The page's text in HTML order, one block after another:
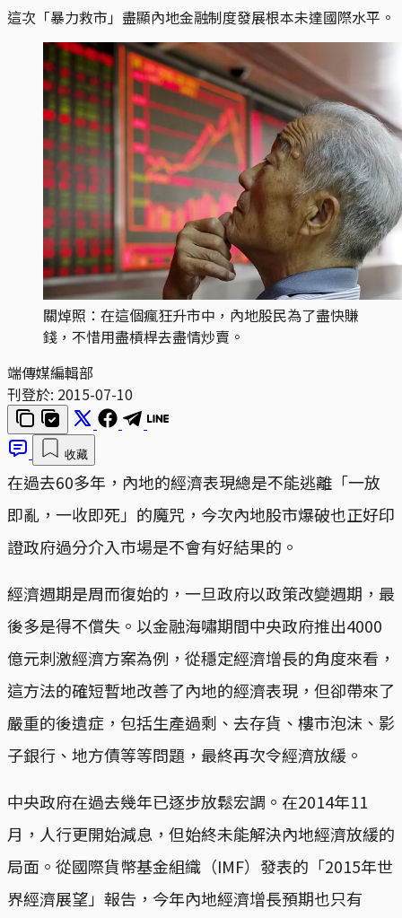
這次「暴力救市」盡顯內地金融制度發展根本未達國際水平。
關焯照：在這個瘋狂升市中，內地股民為了盡快賺
錢，不惜用盡槓桿去盡情炒賣。
端傳媒編輯部
刊登於: 2015-07-10
收藏
在過去60多年，內地的經濟表現總是不能逃離「一放
即亂，一收即死」的魔咒，今次內地股市爆破也正好印
證政府過分介入市場是不會有好結果的。
經濟週期是周而復始的，一旦政府以政策改變週期，最
後多是得不償失。以金融海嘯期間中央政府推出4000
億元刺激經濟方案為例，從穩定經濟增長的角度來看，
這方法的確短暫地改善了內地的經濟表現，但卻帶來了
嚴重的後遺症，包括生產過剩、去存貨、樓市泡沫、影
子銀行、地方債等等問題，最終再次令經濟放緩。
中央政府在過去幾年已逐步放鬆宏調。在2014年11
月，人行更開始減息，但始終未能解決內地經濟放緩的
局面。從國際貨幣基金組織（IMF）發表的「2015年世
界經濟展望」報告，今年內地經濟增長預期也只有